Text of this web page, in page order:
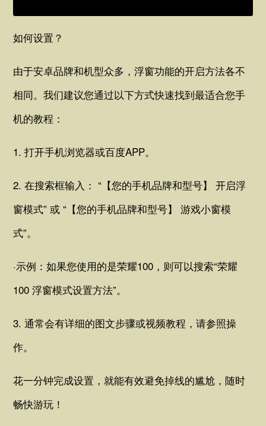
如何设置？
由于安卓品牌和机型众多，浮窗功能的开启方法各不
相同。我们建议您通过以下方式快速找到最适合您手
机的教程：
1. 打开手机浏览器或百度APP。
2. 在搜索框输入： “【您的手机品牌和型号】 开启浮
窗模式” 或 “【您的手机品牌和型号】 游戏小窗模
式”。
·示例：如果您使用的是荣耀100，则可以搜索“荣耀
100 浮窗模式设置方法”。
3. 通常会有详细的图文步骤或视频教程，请参照操
作。
花一分钟完成设置，就能有效避免掉线的尴尬，随时
畅快游玩！